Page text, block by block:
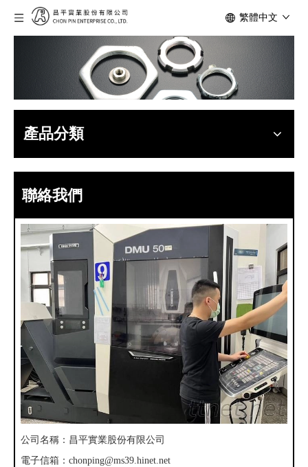
繁體中文
產品分類
聯絡我們
公司名稱：昌平實業股份有限公司
電子信箱： chonping@ms39.hinet.net